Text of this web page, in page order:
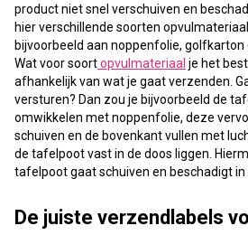
product niet snel verschuiven en
hier verschillende soorten
bijvoorbeeld aan noppenfolie, golfkarton
Wat voor soortopvulmateriaal je het
afhankelijk van wat je gaat verzenden.
versturen? Dan zou je bijvoorbeeld de
omwikkelen met noppenfolie, deze
schuiven en de bovenkant vullen met
de tafelpoot vast in de doos liggen.
tafelpoot gaat schuiven en beschadigt in
De juiste verzendlabels